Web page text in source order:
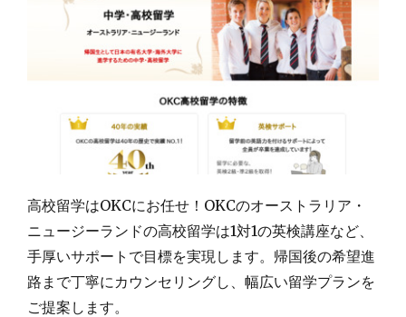
高校留学はOKCにお任せ！OKCのオーストラリア・
ニュージーランドの高校留学は1対1の英検講座など、
手厚いサポートで目標を実現します。帰国後の希望進
路まで丁寧にカウンセリングし、幅広い留学プランを
ご提案します。